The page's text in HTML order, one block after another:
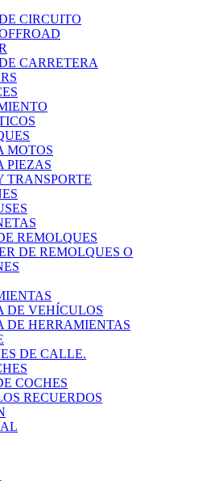
CIRCUITO
CARRETERA
MOTOS
PIEZAS
TRANSPORTE
REMOLQUES
DE REMOLQUES O
DE VEHÍCULOS
DE HERRAMIENTAS
DE CALLE.
COCHES
RECUERDOS